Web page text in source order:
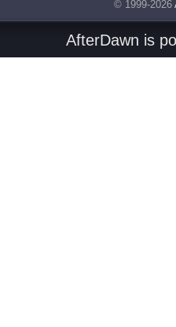
© 1999-2026
AfterDawn is